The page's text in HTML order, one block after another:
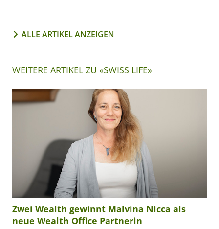
ALLE ARTIKEL ANZEIGEN
WEITERE ARTIKEL ZU «SWISS LIFE»
Zwei Wealth gewinnt Malvina Nicca als
neue Wealth Office Partnerin